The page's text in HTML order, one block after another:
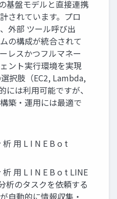
基盤モデルと直接連携
されています。プロ
外部 ツール呼び出
の構成が統合されて
レスかつフルマネー
ント実行環境を実現
択肢（EC2, Lambda,
には利用可能ですが、
築・運用には最適で
析 用 L I N E B o t
析 用 L I N E B o t LINE
析のタスクを依頼する